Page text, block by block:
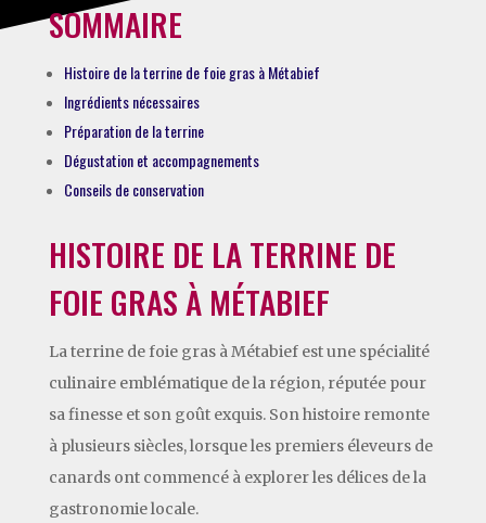
SOMMAIRE
Histoire de la terrine de foie gras à Métabief
Ingrédients nécessaires
Préparation de la terrine
Dégustation et accompagnements
Conseils de conservation
HISTOIRE DE LA TERRINE DE
FOIE GRAS À MÉTABIEF
La terrine de foie gras à Métabief est une spécialité
culinaire emblématique de la région, réputée pour
sa finesse et son goût exquis. Son histoire remonte
à plusieurs siècles, lorsque les premiers éleveurs de
canards ont commencé à explorer les délices de la
gastronomie locale.